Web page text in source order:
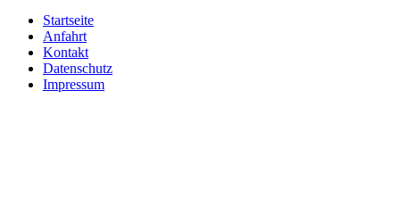
Startseite
Anfahrt
Kontakt
Datenschutz
Impressum